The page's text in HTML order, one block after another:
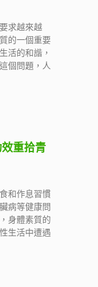
求越來越
的一個重要
活的和諧，
個問題，人
重拾青
和作息習慣
病等健康問
身體素質的
生活中遭遇